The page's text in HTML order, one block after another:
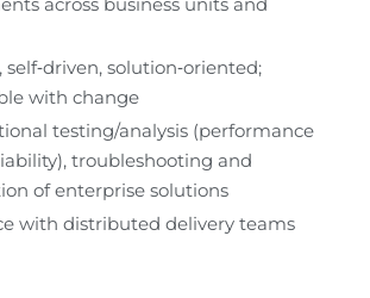
across business units and
self‑driven, solution‑oriented;
with change
testing/analysis (performance
troubleshooting and
of enterprise solutions
with distributed delivery teams